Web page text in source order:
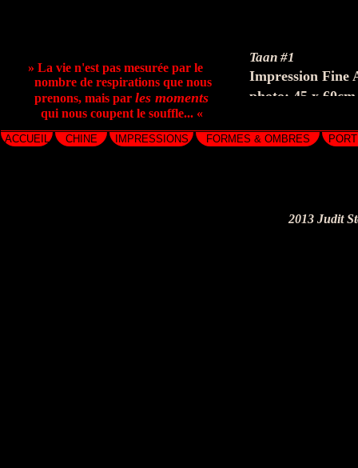
» La vie n'est pas mesurée par le
nombre de respirations que nous
prenons, mais par les moments
qui nous coupent le souffle... «
Taan #1
Impression Fine
photo: 45 x
ACCUEIL CHINE IMPRESSIONS FORMES & OMBRES
2013 Judit